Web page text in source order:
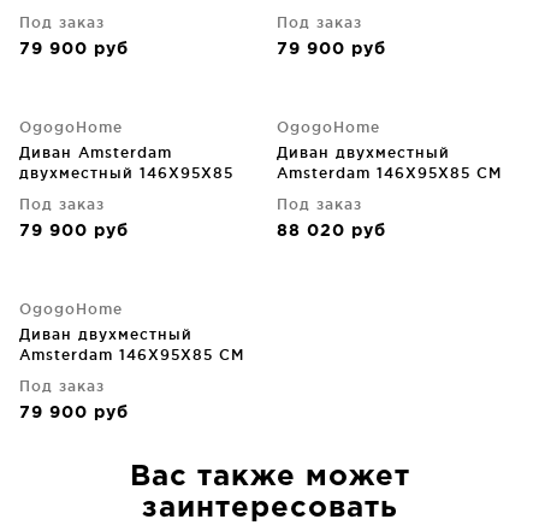
Под заказ
79 900 руб
Под заказ
79 900 руб
OgogoHome
Диван Amsterdam
двухместный 146X95X85
Под заказ
79 900 руб
OgogoHome
Диван двухместный
Amsterdam 146X95X85 CM
Под заказ
88 020 руб
OgogoHome
Диван двухместный
Amsterdam 146X95X85 CM
Под заказ
79 900 руб
Вас также может
заинтересовать